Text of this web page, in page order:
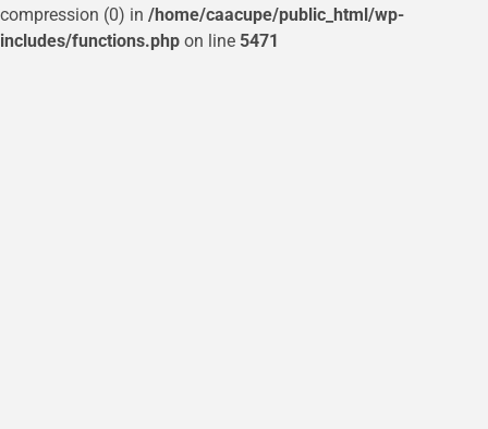
compression (0) in /home/caacupe/public_html/wp-
includes/functions.php on line 5471